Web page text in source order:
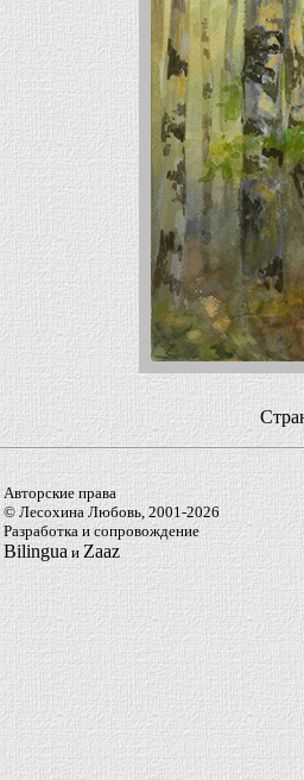
Авторские права
© Лесохина Любовь, 2001-2026
Разработка и сопровождение
Bilingua и Zaaz